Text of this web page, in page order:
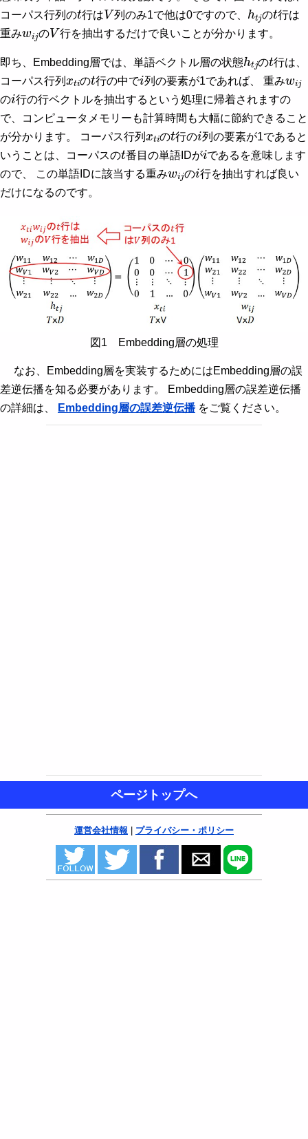
コーパス行列の
t
行は
V
列のみ1で他は0ですので、
h
の
t
行は
重み
の
V
行を抽出するだけで良いことが分かります。
即ち、Embedding層では、単語ベクトル層の状態
h
の
t
行は、
コーパス行列
の
t
行の中で
i
列の要素が1であれば、 重み
w
の
i
行の行ベクトルを抽出するという処理に帰着されますの
で、コンピュータメモリーも計算時間も大幅に節約できること
が分かります。 コーパス行列
の
t
行の
i
列の要素が1であると
いうことは、コーパスの
t
番目の単語IDが
i
であるを意味します
ので、 この単語IDに該当する重み
の
i
行を抽出すれば良い
だけになるのです。
図1 Embedding層の処理
なお、Embedding層を実装するためにはEmbedding層の誤
差逆伝播を知る必要があります。 Embedding層の誤差逆伝播
の詳細は、
Embedding層の誤差逆伝播をご覧ください。
ページトップへ
運営会社情報 プライバシー・ポリシー